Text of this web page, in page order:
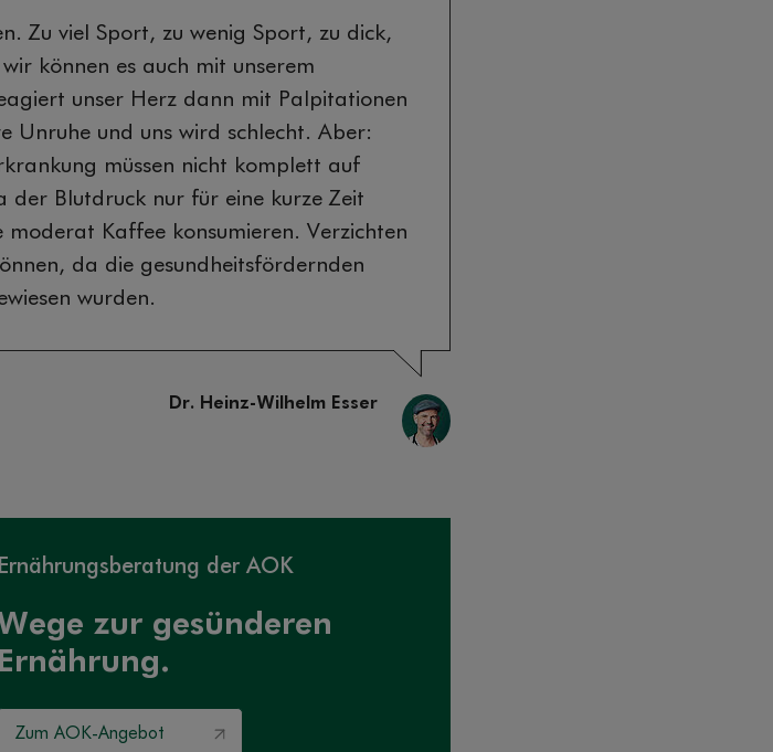
Zu viel Sport, zu wenig Sport, zu dick,
können es auch mit unserem
unser Herz dann mit Palpitationen
Unruhe und uns wird schlecht. Aber:
müssen nicht komplett auf
der Blutdruck nur für eine kurze Zeit
Kaffee konsumieren. Verzichten
da die gesundheitsfördernden
wurden.
Dr. Heinz-Wilhelm Esser
Ernährungsberatung der AOK
zur gesünderen
Ernährung.
Zum AOK-Angebot